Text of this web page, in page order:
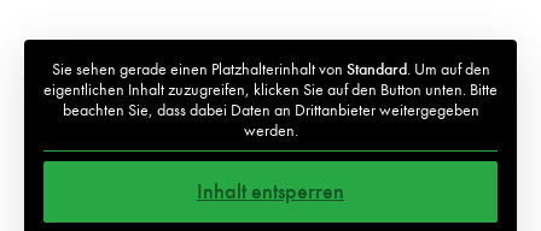
Sie sehen gerade einen Platzhalterinhalt von Standard. Um auf den
eigentlichen Inhalt zuzugreifen, klicken Sie auf den Button unten. Bitte
beachten Sie, dass dabei Daten an Drittanbieter weitergegeben
werden.
Inhalt entsperren